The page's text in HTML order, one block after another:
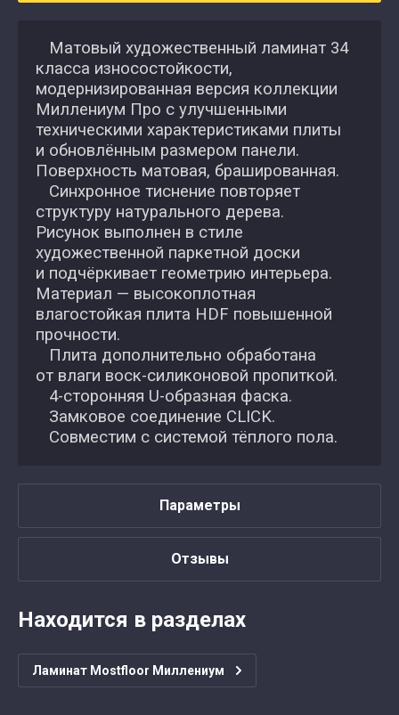
Матовый художественный ламинат 34
класса износостойкости,
модернизированная версия коллекции
Миллениум Про с улучшенными
техническими характеристиками плиты
и обновлённым размером панели.
Поверхность матовая, брашированная.
Синхронное тиснение повторяет
структуру натурального дерева.
Рисунок выполнен в стиле
художественной паркетной доски
и подчёркивает геометрию интерьера.
Материал — высокоплотная
влагостойкая плита HDF повышенной
прочности.
Плита дополнительно обработана
от влаги воск-силиконовой пропиткой.
4-сторонняя U-образная фаска.
Замковое соединение CLICK.
Совместим с системой тёплого пола.
Параметры
Отзывы
Находится в разделах
Ламинат Mostfloor Миллениум